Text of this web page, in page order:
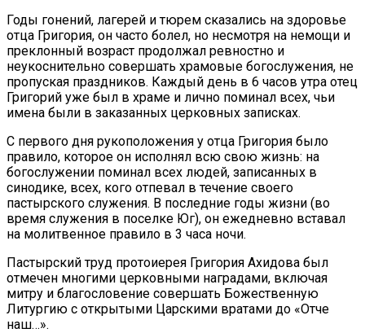
Годы гонений, лагерей и тюрем сказались на здоровье
отца Григория, он часто болел, но несмотря на немощи и
преклонный возраст продолжал ревностно и
неукоснительно совершать храмовые богослужения, не
пропуская праздников. Каждый день в 6 часов утра отец
Григорий уже был в храме и лично поминал всех, чьи
имена были в заказанных церковных записках.
С первого дня рукоположения у отца Григория было
правило, которое он исполнял всю свою жизнь: на
богослужении поминал всех людей, записанных в
синодике, всех, кого отпевал в течение своего
пастырского служения. В последние годы жизни (во
время служения в поселке Юг), он ежедневно вставал
на молитвенное правило в 3 часа ночи.
Пастырский труд протоиерея Григория Ахидова был
отмечен многими церковными наградами, включая
митру и благословение совершать Божественную
Литургию с открытыми Царскими вратами до «Отче
наш…».